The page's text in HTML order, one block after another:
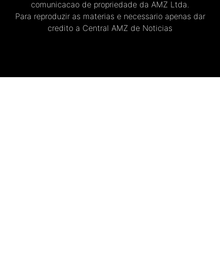
comunicacao de propriedade da AMZ Ltda.
Para reproduzir as materias e necessario apenas dar
credito a Central AMZ de Noticias